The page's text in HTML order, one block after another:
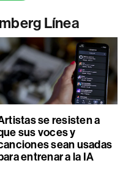
Línea
se resisten a
sus voces y
sean usadas
entrenar a la IA